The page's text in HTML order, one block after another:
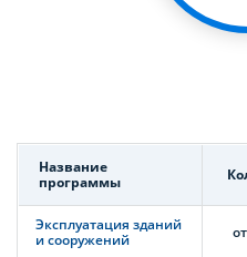
Название
программы
Эксплуатация зданий
и сооружений